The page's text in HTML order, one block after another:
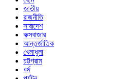
জাতীয়
রাজনীতি
সারাদেশ
কক্সবাজার
আন্তর্জাতিক
খেলাধুলা
চট্টগ্রাম
ধর্ম